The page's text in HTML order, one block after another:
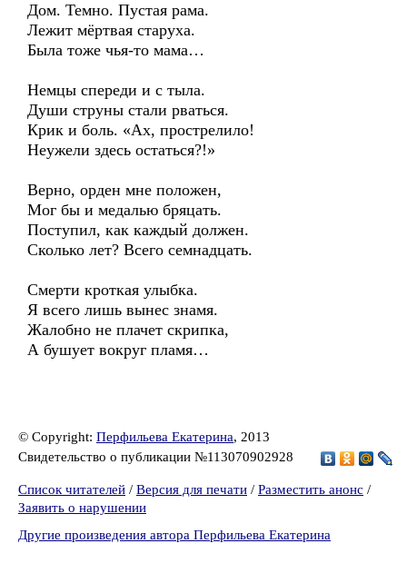
Дом. Темно. Пустая рама.
Лежит мёртвая старуха.
Была тоже чья-то мама…
Немцы спереди и с тыла.
Души струны стали рваться.
Крик и боль. «Ах, прострелило!
Неужели здесь остаться?!»
Верно, орден мне положен,
Мог бы и медалью бряцать.
Поступил, как каждый должен.
Сколько лет? Всего семнадцать.
Смерти кроткая улыбка.
Я всего лишь вынес знамя.
Жалобно не плачет скрипка,
А бушует вокруг пламя…
© Copyright: Перфильева Екатерина, 2013
Свидетельство о публикации №113070902928
Список читателей / Версия для печати / Разместить анонс /
Заявить о нарушении
Другие произведения автора Перфильева Екатерина